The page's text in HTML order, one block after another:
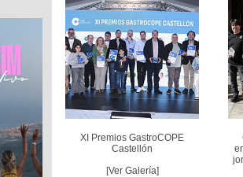
XI Premios GastroCOPE
Castellón
[Ver Galería]